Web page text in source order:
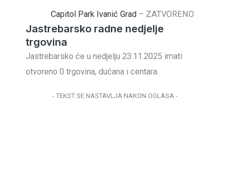
Capitol Park Ivanić Grad – ZATVORENO
Jastrebarsko radne nedjelje
trgovina
Jastrebarsko će u nedjelju 23.11.2025 imati
otvoreno 0 trgovina, dućana i centara.
- TEKST SE NASTAVLJA NAKON OGLASA -